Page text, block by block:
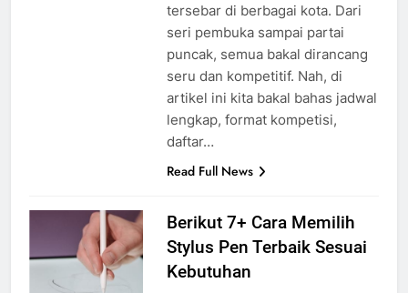
tersebar di berbagai kota. Dari
seri pembuka sampai partai
puncak, semua bakal dirancang
seru dan kompetitif. Nah, di
artikel ini kita bakal bahas jadwal
lengkap, format kompetisi,
daftar…
Read Full News
Berikut 7+ Cara Memilih
Stylus Pen Terbaik Sesuai
Kebutuhan